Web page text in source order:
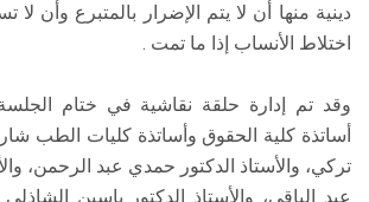
دينية منها أن لا يتم الإضرار بالمتبرع وأن
اختلاط الأنساب إذا ما تمت .
وقد تم إدارة حلقة نقاشية في ختام
أساتذة كلية الحقوق وأساتذة كليات الطب
تركي، والأستاذ الدكتور حمدي عبد الرحمن،
عبد الباقي، والأستاذ الدكتور ياسين الشاذلي